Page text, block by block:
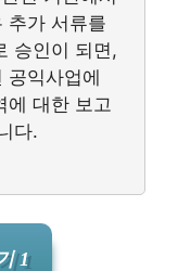
추가 서류를
승인이 되면,
공익사업에
에 대한 보고
다.
1